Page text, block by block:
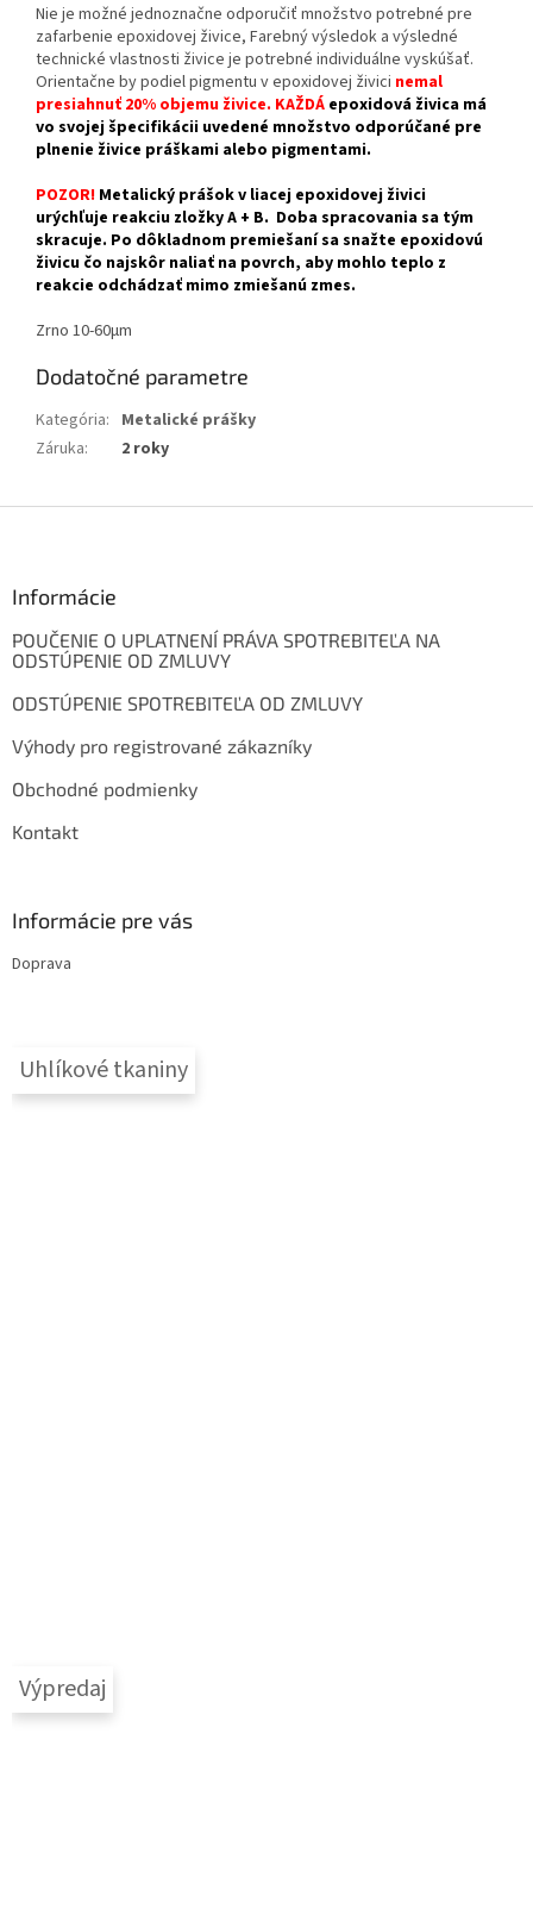
Nie je možné jednoznačne odporučiť množstvo potrebné pre
zafarbenie epoxidovej živice, Farebný výsledok a výsledné
technické vlastnosti živice je potrebné individuálne vyskúšať.
Orientačne by podiel pigmentu v epoxidovej živici nemal
presiahnuť 20% objemu živice. KAŽDÁ epoxidová živica má
vo svojej špecifikácii uvedené množstvo odporúčané pre
plnenie živice práškami alebo pigmentami.
POZOR! Metalický prášok v liacej epoxidovej živici
urýchľuje reakciu zložky A + B. Doba spracovania sa tým
skracuje. Po dôkladnom premiešaní sa snažte epoxidovú
živicu čo najskôr naliať na povrch, aby mohlo teplo z
reakcie odchádzať mimo zmiešanú zmes.
Zrno 10-60μm
Dodatočné parametre
Kategória: Metalické prášky
Záruka: 2 roky
Informácie
POUČENIE O UPLATNENÍ PRÁVA SPOTREBITEĽA NA
ODSTÚPENIE OD ZMLUVY
ODSTÚPENIE SPOTREBITEĽA OD ZMLUVY
Výhody pro registrované zákazníky
Obchodné podmienky
Kontakt
Informácie pre vás
Doprava
Uhlíkové tkaniny
Výpredaj